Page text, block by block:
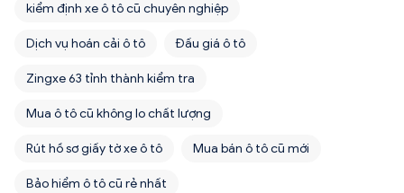
kiểm định xe ô tô cũ chuyên nghiệp
Dịch vụ hoán cải ô tô Đấu giá ô tô
Zingxe 63 tỉnh thành kiểm tra
Mua ô tô cũ không lo chất lượng
Rút hồ sơ giấy tờ xe ô tô Mua bán ô tô cũ mới
Bảo hiểm ô tô cũ rẻ nhất